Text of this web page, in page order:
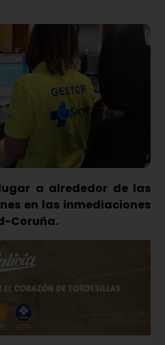
a alrededor de las
en las inmediaciones
Coruña.